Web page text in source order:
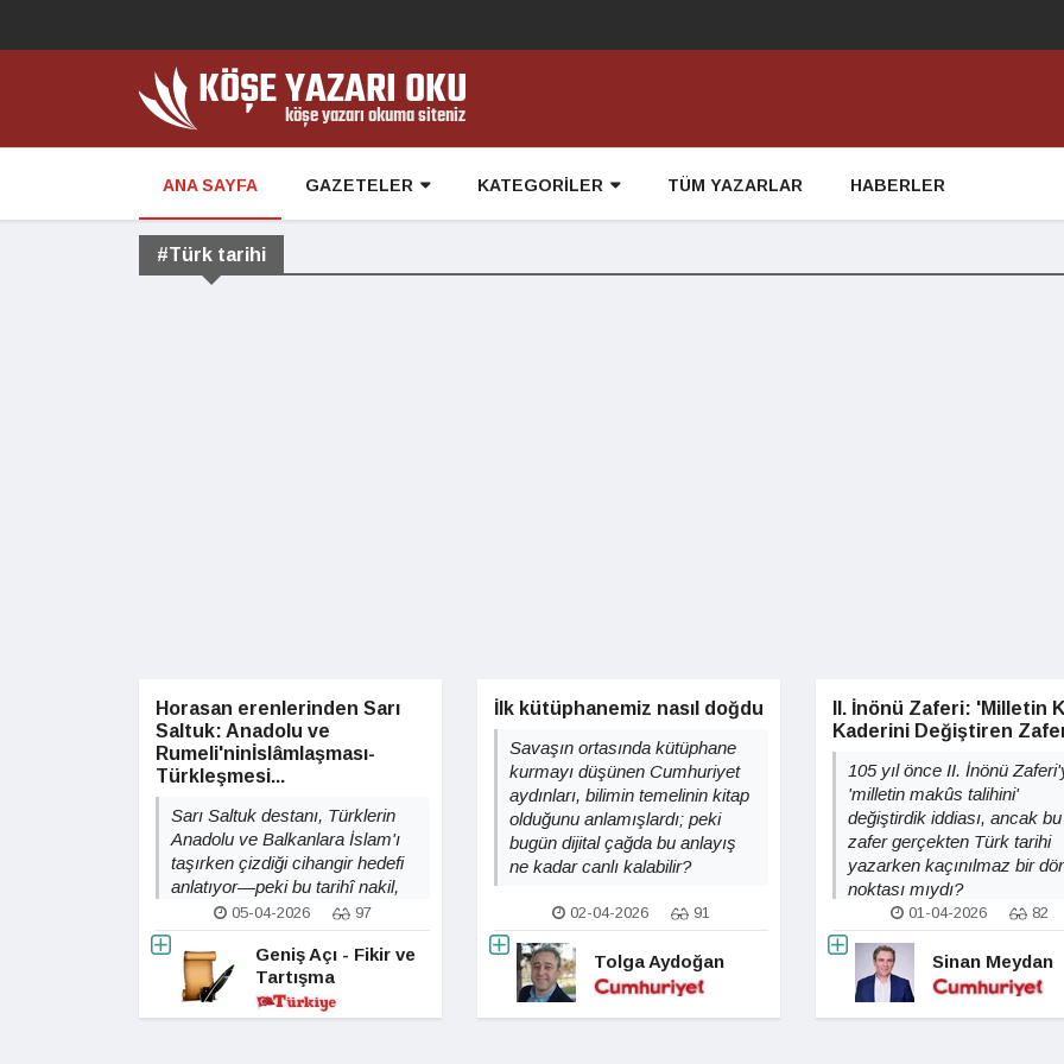
ANA SAYFA GAZETELER KATEGORİLER TÜM YAZARLAR HABERLER
#Türk tarihi
Horasan erenlerinden Sarı
Saltuk: Anadolu ve
Rumeli'ninİslâmlaşması-
Türkleşmesi...
Sarı Saltuk destanı, Türklerin
Anadolu ve Balkanlara İslam'ı
taşırken çizdiği cihangir hedefi
anlatıyor—peki bu tarihî nakil,
günümüz kimlik tartışmalarına
05-04-2026 97
Geniş Açı - Fikir ve
Tartışma
İlk kütüphanemiz nasıl doğdu
Savaşın ortasında kütüphane
kurmayı düşünen Cumhuriyet
aydınları, bilimin temelinin kitap
olduğunu anlamışlardı; peki
bugün dijital çağda bu anlayış
ne kadar canlı kalabilir?
02-04-2026 91
Tolga Aydoğan
II. İnönü Zaferi: 'Milletin
Kaderini Değiştiren
105 yıl önce II. İnönü
'milletin makûs talihini'
değiştirdik iddiası, ancak bu
zafer gerçekten Türk tarihi
yazarken kaçınılmaz bir
noktası mıydı?
01-04-2026 82
Sinan Meydan